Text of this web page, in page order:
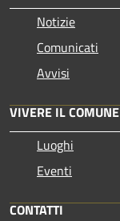
Notizie
Comunicati
Avvisi
VIVERE IL COMUNE
Luoghi
Eventi
CONTATTI